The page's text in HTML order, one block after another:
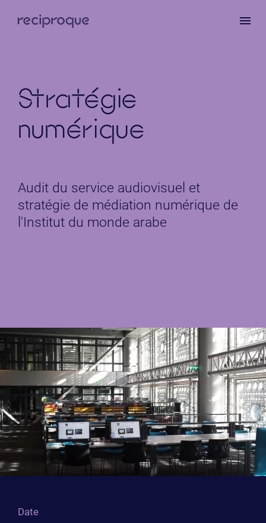
contenu
Stratégie
numérique
Audit du service audiovisuel et
stratégie de médiation numérique de
l'Institut du monde arabe
Date